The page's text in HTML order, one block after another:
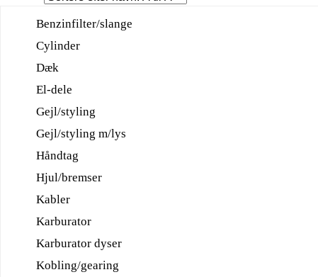
Benzinfilter/slange
Cylinder
Dæk
El-dele
Gejl/styling
Gejl/styling m/lys
Håndtag
Hjul/bremser
Kabler
Karburator
Karburator dyser
Kobling/gearing